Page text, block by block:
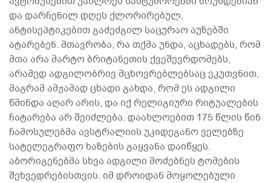
და დარჩენილ დღეს ქლორირებულ,
ანტისეპტიკებით გაძეძგილ საცურაო აუზებში
ატარებენ. მთავრობა, რა თქმა უნდა, აცხადებს, რომ
მთა არა მარტო ბრიტანეთის ქვეშევრდომებს,
არამედ ადგილობრივ მცხოვრებლებსაც ეკუთვნით,
მაგრამ ამჟამად ცხადი გახდა, რომ ეს ადგილი
წმინდა აღარ არის, და იქ რელიგიური რიტუალების
ჩატარება არ შეიძლება. დაახლოებით 175 წლის წინ
ჩამოსულებმა ავსტრალიის უკიდეგანო ველებზე
სატელეგრაფო ხაზების გაყვანა დაიწყეს.
აბორიგენებმა სხვა ადგილი მოძებნეს ტომების
შეხვედრებისთვის. იმ დროიდან მოყოლებული